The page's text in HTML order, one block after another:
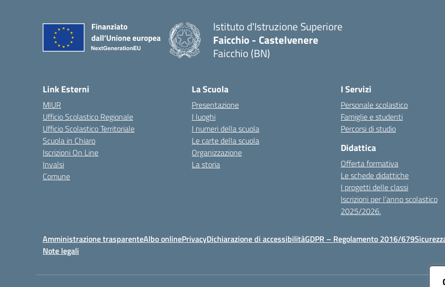
Istituto d'Istruzione Superiore
Faicchio - Castelvenere
Faicchio (BN)
Link Esterni
MIUR
Ufficio Scolastico Regionale
Ufficio Scolastico Territoriale
Scuola in Chiaro
Iscrizioni On Line
Invalsi
Comune
La Scuola
Presentazione
I luoghi
I numeri della scuola
Le carte della scuola
Organizzazione
La storia
I Servizi
Personale scolastico
Famiglie e studenti
Percorsi di studio
Didattica
Offerta formativa
Le schede didattiche
I progetti delle classi
Iscrizioni per l’anno scolastico
2025/2026.
Amministrazione trasparenteAlbo onlinePrivacyDichiarazione di accessibilitàGDPR – Regolamento 2016/679
Note legali